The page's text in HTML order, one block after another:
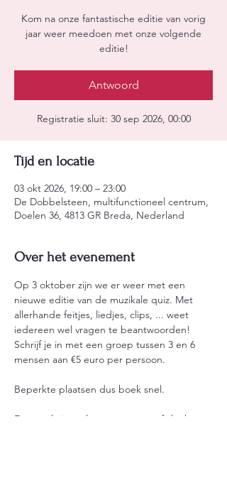
Kom na onze fantastische editie van vorig
jaar weer meedoen met onze volgende
editie!
Antwoord
Registratie sluit: 30 sep 2026, 00:00
Tijd en locatie
03 okt 2026, 19:00 – 23:00
De Dobbelsteen, multifunctioneel centrum,
Doelen 36, 4813 GR Breda, Nederland
Over het evenement
Op 3 oktober zijn we er weer met een
nieuwe editie van de muzikale quiz. Met
allerhande feitjes, liedjes, clips, ... weet
iedereen wel vragen te beantwoorden!
Schrijf je in met een groep tussen 3 en 6
mensen aan €5 euro per persoon.
Beperkte plaatsen dus boek snel.
Een inschrijving ligt pas vast vanaf dat het